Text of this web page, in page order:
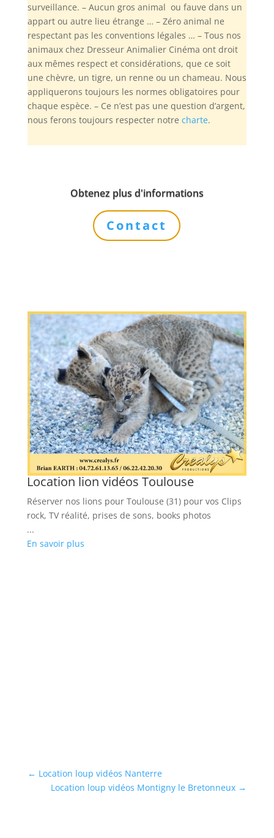
surveillance. – Aucun gros animal ou fauve dans un
appart ou autre lieu étrange … – Zéro animal ne
respectant pas les conventions légales … – Tous nos
animaux chez Dresseur Animalier Cinéma ont droit
aux mêmes respect et considérations, que ce soit
une chèvre, un tigre, un renne ou un chameau. Nous
appliquerons toujours les normes obligatoires pour
chaque espèce. – Ce n’est pas une question d’argent,
nous ferons toujours respecter notre charte.
Obtenez plus d'informations
Contact
Location lion vidéos Toulouse
Réserver nos lions pour Toulouse (31) pour vos Clips
rock, TV réalité, prises de sons, books photos
...
En savoir plus
← Location loup vidéos Nanterre
Location loup vidéos Montigny le Bretonneux →